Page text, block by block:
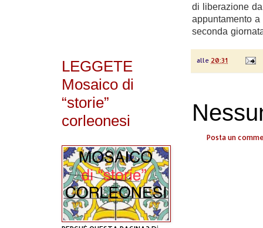
di liberazione
appuntamento
seconda
alle 20:31
Posta un
LEGGETE
Mosaico di
“storie”
corleonesi